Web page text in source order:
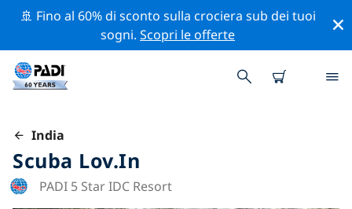
🚢 Fino al 60% di sconto sulla crociera sub dei tuoi
sogni.Scopri le offerte
India
Scuba Lov.in
PADI 5 Star IDC Resort